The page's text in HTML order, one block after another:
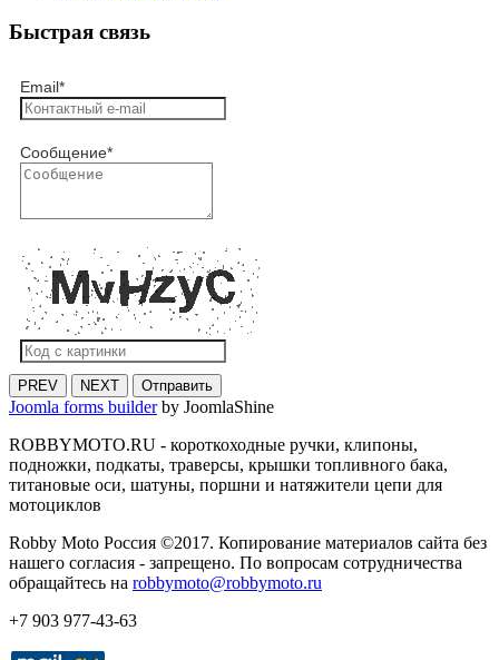
Быстрая связь
Email*
Сообщение*
PREV NEXT Отправить
Joomla forms builderby JoomlaShine
ROBBYMOTO.RU - короткоходные ручки, клипоны,
подножки, подкаты, траверсы, крышки топливного бака,
титановые оси, шатуны, поршни и натяжители цепи для
мотоциклов
Robby Moto Россия ©2017. Копирование материалов сайта без
нашего согласия - запрещено. По вопросам сотрудничества
обращайтесь на robbymoto@robbymoto.ru
+7 903 977-43-63